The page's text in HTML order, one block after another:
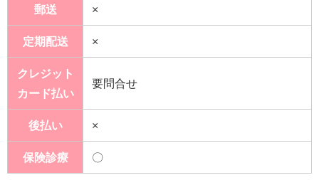
郵送 ×
定期配送 ×
クレジット
カード払い
要問合せ
後払い ×
保険診療 〇